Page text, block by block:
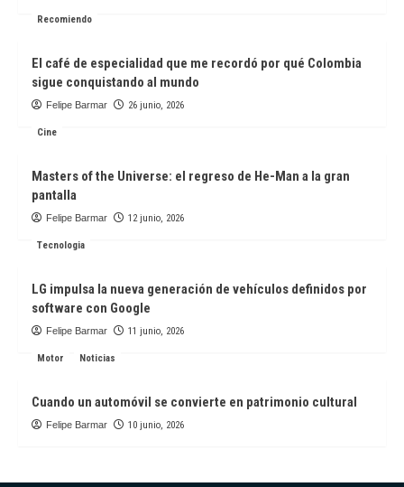
Recomiendo
El café de especialidad que me recordó por qué Colombia
sigue conquistando al mundo
Felipe Barmar 26 junio, 2026
Cine
Masters of the Universe: el regreso de He-Man a la gran
pantalla
Felipe Barmar 12 junio, 2026
Tecnologia
LG impulsa la nueva generación de vehículos definidos por
software con Google
Felipe Barmar 11 junio, 2026
Motor Noticias
Cuando un automóvil se convierte en patrimonio cultural
Felipe Barmar 10 junio, 2026